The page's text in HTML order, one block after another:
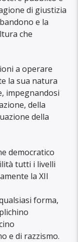
di giustizia
e la
che
a operare
la sua natura
impegnandosi
della
della
democratico
tutti i livelli
la XII
forma,
e di razzismo.